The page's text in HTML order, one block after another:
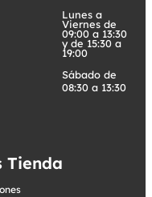
Lunes a
Viernes de
09:00 a 13:30
y de 15:30 a
19:00
Sábado de
08:30 a 13:30
Tienda